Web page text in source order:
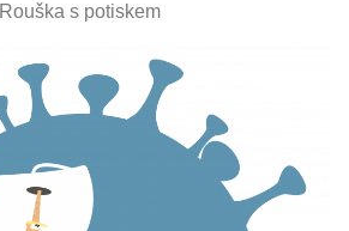
Rouška s potiskem